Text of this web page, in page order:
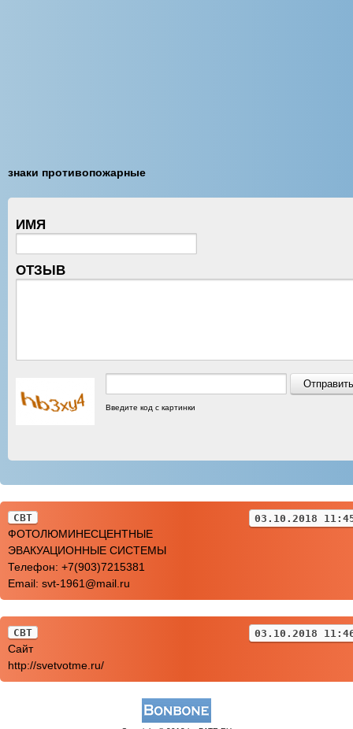
знаки противопожарные
ИМЯ
ОТЗЫВ
Введите код с картинки
СВТ 03.10.2018
ФОТОЛЮМИНЕСЦЕНТНЫЕ
ЭВАКУАЦИОННЫЕ СИСТЕМЫ
Телефон: +7(903)7215381
Email: svt-1961@mail.ru
СВТ 03.10.2018
Сайт
http://svetvotme.ru/